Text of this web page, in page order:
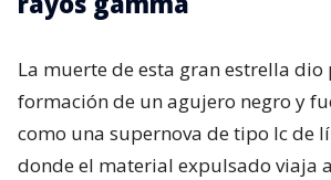
La muerte de esta gran estrella dio
formación de un agujero negro y
como una supernova de tipo Ic de
donde el material expulsado viaja